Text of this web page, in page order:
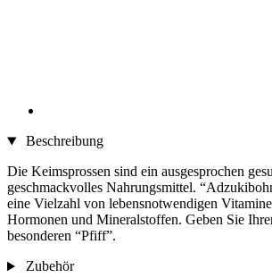
Beschreibung
Die Keimsprossen sind ein ausgesprochen
geschmackvolles Nahrungsmittel.
eine Vielzahl von lebensnotwendigen
Hormonen und Mineralstoffen. Geben Sie
besonderen “Pfiff”.
Zubehör